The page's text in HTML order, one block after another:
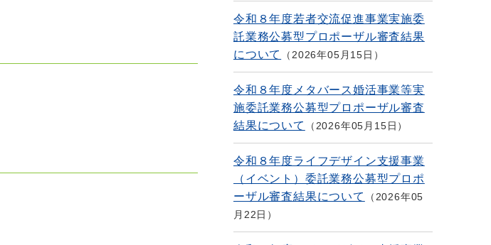
令和８年度若者交流促進事業実施委
託業務公募型プロポーザル審査結果
について
2026年05月15日
令和８年度メタバース婚活事業等実
施委託業務公募型プロポーザル審査
結果について
2026年05月15日
令和８年度ライフデザイン支援事業
（イベント）委託業務公募型プロポ
ーザル審査結果について
2026年05
月22日